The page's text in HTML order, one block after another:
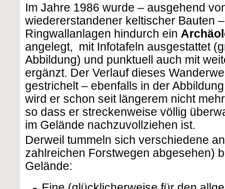
Im Jahre 1986 wurde – ausgehend
wiedererstandener keltischer Bauten
Ringwallanlagen hindurch ein
angelegt, mit Infotafeln ausgestattet
Abbildung) und punktuell auch mit
ergänzt. Der Verlauf dieses
gestrichelt – ebenfalls in der
wird er schon seit längerem nicht
so dass er streckenweise völlig
im Gelände nachzuvollziehen ist.
Derweil tummeln sich verschiedene
zahlreichen Forstwegen abgesehen)
Gelände: